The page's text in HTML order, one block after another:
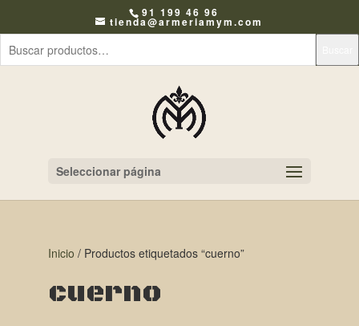
91 199 46 96
tienda@armeriamym.com
Seleccionar página
Inicio / Productos etiquetados “cuerno”
cuerno